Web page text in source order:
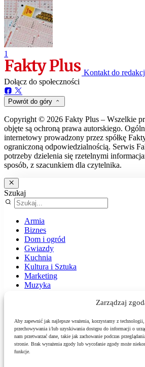
Zarządzaj
Aby zapewnić jak najlepsze wrażenia, korzystamy z
przechowywania i/lub uzyskiwania dostępu do informacji o
nam przetwarzać dane, takie jak zachowanie podczas
stronie. Brak wyrażenia zgody lub wycofanie zgody może
funkcje.
1
Kontakt do
Dołącz do społeczności
Powrót do góry
Copyright © 2026 Fakty Plus – Wszelkie
objęte są ochroną prawa autorskiego.
internetowy prowadzony przez spółkę
ograniczoną odpowiedzialnością. Serwis
potrzeby dzielenia się rzetelnymi
sposób, z szacunkiem dla czytelnika.
Szukaj
Armia
Biznes
Dom i ogród
Gwiazdy
Kuchnia
Kultura i Sztuka
Marketing
Muzyka
Polityka
Sport
Środowisko
Styl